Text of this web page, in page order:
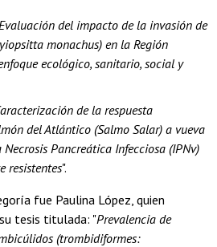
Evaluación del impacto de la invasión de
monachus) en la Región
ecológico, sanitario, social y
de la respuesta
del Atlántico (Salmo Salar) a vueva
Pancreática Infecciosa (IPNv)
resistentes".
fue Paulina López, quien
tesis titulada: "Prevalencia de
(trombidiformes: